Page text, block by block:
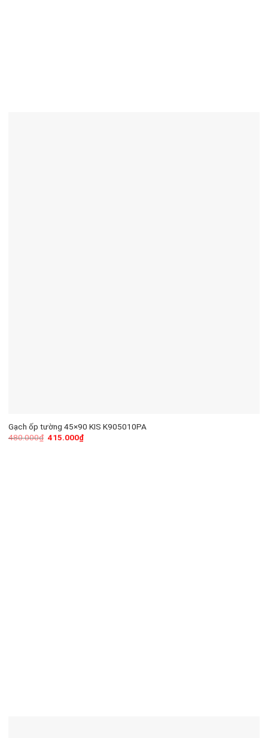
Gạch ốp tường 45×90 KIS K905010PA
480.000₫ 415.000₫